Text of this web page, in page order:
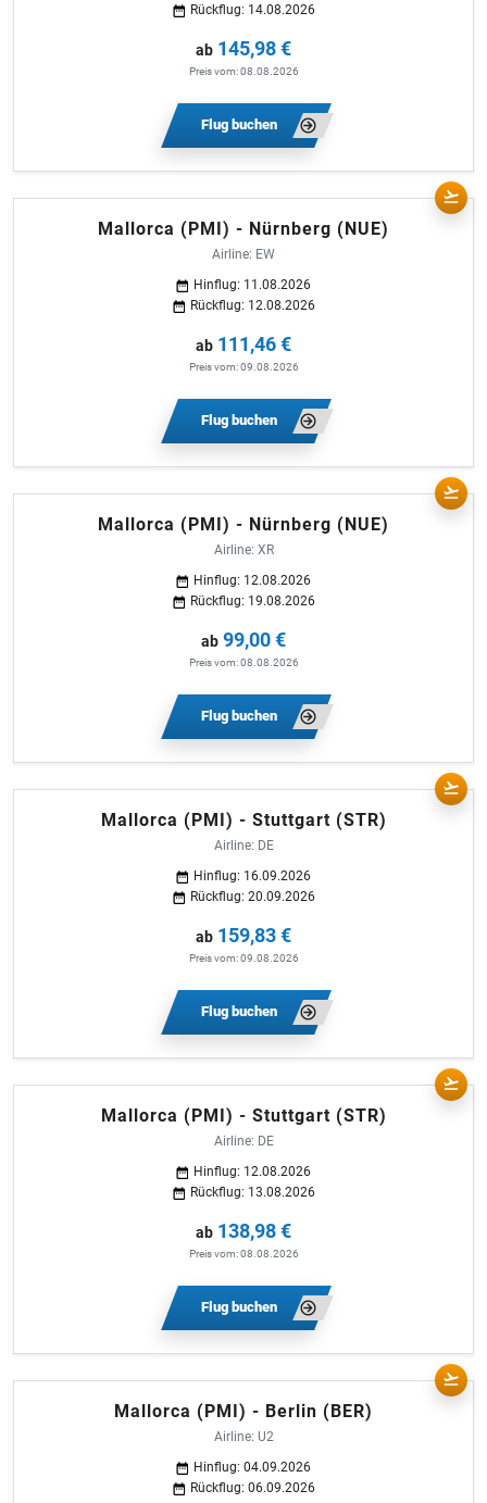
Rückflug: 14.08.2026
ab 145,98 €
Preis vom: 08.08.2026
Flug buchen
Mallorca (PMI) - Nürnberg (NUE)
Airline: EW
Hinflug: 11.08.2026
Rückflug: 12.08.2026
ab 111,46 €
Preis vom: 09.08.2026
Flug buchen
Mallorca (PMI) - Nürnberg (NUE)
Airline: XR
Hinflug: 12.08.2026
Rückflug: 19.08.2026
ab 99,00 €
Preis vom: 08.08.2026
Flug buchen
Mallorca (PMI) - Stuttgart (STR)
Airline: DE
Hinflug: 16.09.2026
Rückflug: 20.09.2026
ab 159,83 €
Preis vom: 09.08.2026
Flug buchen
Mallorca (PMI) - Stuttgart (STR)
Airline: DE
Hinflug: 12.08.2026
Rückflug: 13.08.2026
ab 138,98 €
Preis vom: 08.08.2026
Flug buchen
Mallorca (PMI) - Berlin (BER)
Airline: U2
Hinflug: 04.09.2026
Rückflug: 06.09.2026